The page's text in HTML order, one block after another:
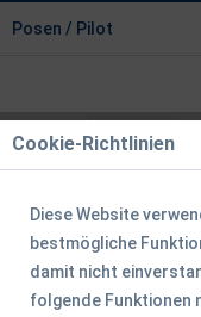
Posen / Pilot
Cookie-Richtlinien
Diese Website
bestmögliche
damit nicht
folgende Funktionen